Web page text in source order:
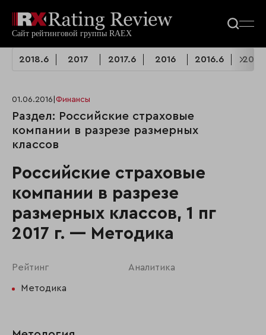
2018.6 2017 2017.6 2016 2016.6 2015
01.06.2016 Финансы
Раздел: Российские страховые
компании в разрезе размерных
классов
Российские страховые
компании в разрезе
размерных классов, 1 пг
2017 г. — Методика
Рейтинг Аналитика
Методика